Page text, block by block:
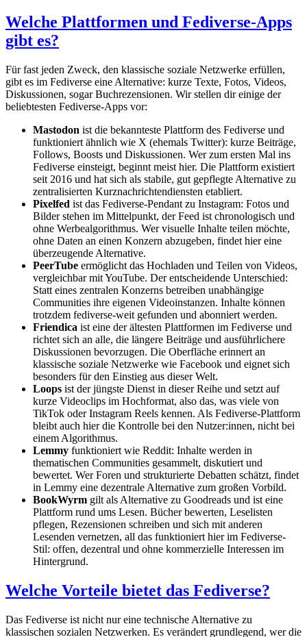
Welche Plattformen und Fediverse-Apps
gibt es?
Für fast jeden Zweck, den klassische soziale Netzwerke erfüllen,
gibt es im Fediverse eine Alternative: kurze Texte, Fotos, Videos,
Diskussionen, sogar Buchrezensionen. Wir stellen dir einige der
beliebtesten Fediverse-Apps vor:
Mastodon ist die bekannteste Plattform des Fediverse und
funktioniert ähnlich wie X (ehemals Twitter): kurze Beiträge,
Follows, Boosts und Diskussionen. Wer zum ersten Mal ins
Fediverse einsteigt, beginnt meist hier. Die Plattform existiert
seit 2016 und hat sich als stabile, gut gepflegte Alternative zu
zentralisierten Kurznachrichtendiensten etabliert.
Pixelfed ist das Fediverse-Pendant zu Instagram: Fotos und
Bilder stehen im Mittelpunkt, der Feed ist chronologisch und
ohne Werbealgorithmus. Wer visuelle Inhalte teilen möchte,
ohne Daten an einen Konzern abzugeben, findet hier eine
überzeugende Alternative.
PeerTube ermöglicht das Hochladen und Teilen von Videos,
vergleichbar mit YouTube. Der entscheidende Unterschied:
Statt eines zentralen Konzerns betreiben unabhängige
Communities ihre eigenen Videoinstanzen. Inhalte können
trotzdem fediverse-weit gefunden und abonniert werden.
Friendica ist eine der ältesten Plattformen im Fediverse und
richtet sich an alle, die längere Beiträge und ausführlichere
Diskussionen bevorzugen. Die Oberfläche erinnert an
klassische soziale Netzwerke wie Facebook und eignet sich
besonders für den Einstieg aus dieser Welt.
Loops ist der jüngste Dienst in dieser Reihe und setzt auf
kurze Videoclips im Hochformat, also das, was viele von
TikTok oder Instagram Reels kennen. Als Fediverse-Plattform
bleibt auch hier die Kontrolle bei den Nutzer:innen, nicht bei
einem Algorithmus.
Lemmy funktioniert wie Reddit: Inhalte werden in
thematischen Communities gesammelt, diskutiert und
bewertet. Wer Foren und strukturierte Debatten schätzt, findet
in Lemmy eine dezentrale Alternative zum großen Vorbild.
BookWyrm gilt als Alternative zu Goodreads und ist eine
Plattform rund ums Lesen. Bücher bewerten, Leselisten
pflegen, Rezensionen schreiben und sich mit anderen
Lesenden vernetzen, all das funktioniert hier im Fediverse-
Stil: offen, dezentral und ohne kommerzielle Interessen im
Hintergrund.
Welche Vorteile bietet das Fediverse?
Das Fediverse ist nicht nur eine technische Alternative zu
klassischen sozialen Netzwerken. Es verändert grundlegend, wer die